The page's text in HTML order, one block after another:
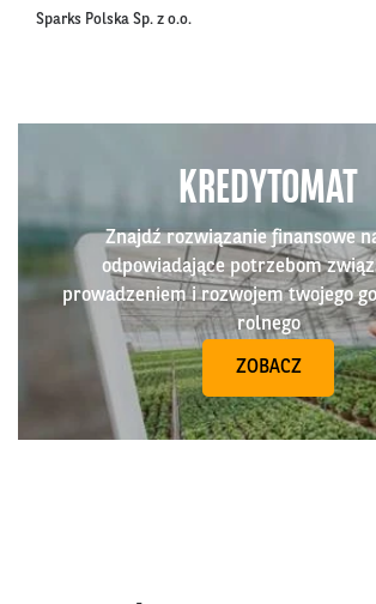
Sparks Polska Sp. z o.o.
KREDYTOMAT
Znajdź rozwiązanie finansowe
odpowiadające potrzebom
prowadzeniem i rozwojem twojego
rolnego
ZOBACZ